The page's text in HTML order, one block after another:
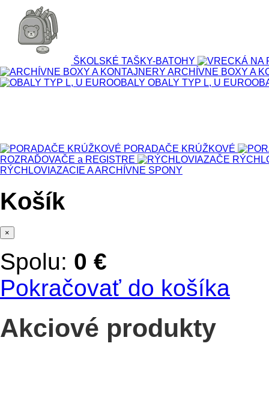
ŠKOLSKÉ TAŠKY-BATOHY
ARCHÍVNE BOXY A
OBALY TYP L, U
PORADAČE KRÚŽKOVÉ
ROZRAĎOVAČE a REGISTRE
RÝCHLOVIAZACIE A ARCHÍVNE SPONY
Košík
×
Spolu: 0 €
Pokračovať do košíka
Akciové produkty